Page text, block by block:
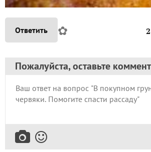
Ответить ✿ 2
Пожалуйста, оставьте